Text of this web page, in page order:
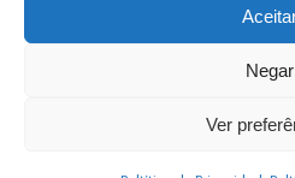
Negar
Ver
Projetos